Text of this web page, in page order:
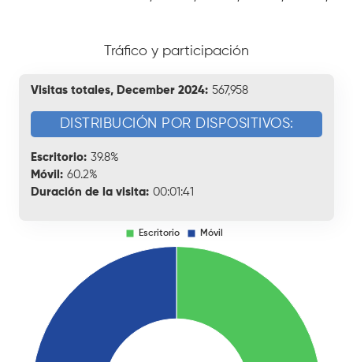
Tráfico y participación
Visitas totales, December 2024: 567,958
DISTRIBUCIÓN POR DISPOSITIVOS:
Escritorio: 39.8%
Móvil: 60.2%
Duración de la visita: 00:01:41